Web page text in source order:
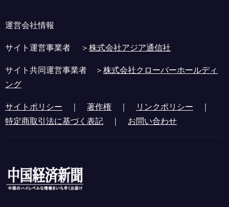
運営会社情報
サイト運営事業者 ＞株式会社アジア通信社
サイト共同運営事業者 ＞株式会社クローバーホールディ
ング
サイトポリシー ｜ 著作権 ｜ リンクポリシー ｜
特定商取引法に基づく表記 ｜ お問い合わせ